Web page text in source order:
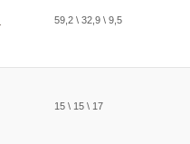
59,2 \ 32,9 \ 9,5
15 \ 15 \ 17